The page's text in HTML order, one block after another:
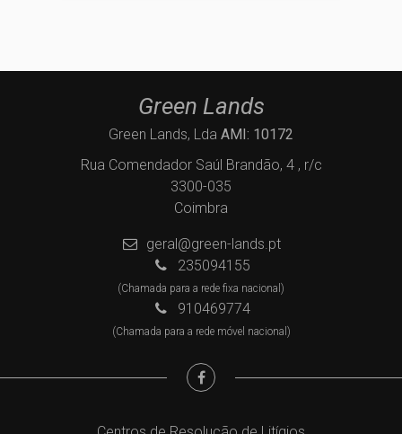
Green Lands
Green Lands, Lda AMI: 10172
Rua Comendador Saúl Brandão, 4 , r/c
3300-035
Coimbra
geral@green-lands.pt
235094155
(Chamada para a rede fixa nacional)
910469774
(Chamada para a rede móvel nacional)